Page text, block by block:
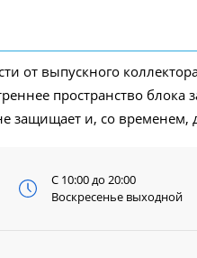
от выпускного
пространство
и, со временем,
С 10:00 до 20:00
Воскресенье выходной